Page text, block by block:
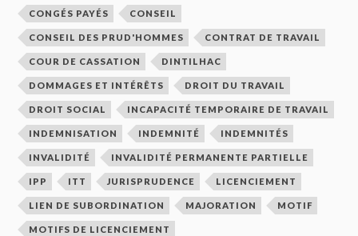
CONGÉS PAYÉS CONSEIL
CONSEIL DES PRUD'HOMMES CONTRAT DE TRAVAIL
COUR DE CASSATION DINTILHAC
DOMMAGES ET INTÉRÊTS DROIT DU TRAVAIL
DROIT SOCIAL INCAPACITÉ TEMPORAIRE DE TRAVAIL
INDEMNISATION INDEMNITÉ INDEMNITÉS
INVALIDITÉ INVALIDITÉ PERMANENTE PARTIELLE
IPP ITT JURISPRUDENCE LICENCIEMENT
LIEN DE SUBORDINATION MAJORATION MOTIF
MOTIFS DE LICENCIEMENT